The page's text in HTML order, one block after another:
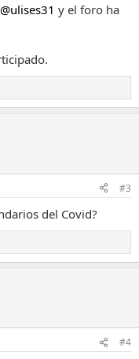
@ulises31 y el foro ha
#3
del Covid?
#4